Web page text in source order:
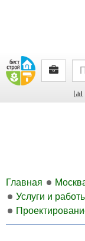
Главная
Услуги и